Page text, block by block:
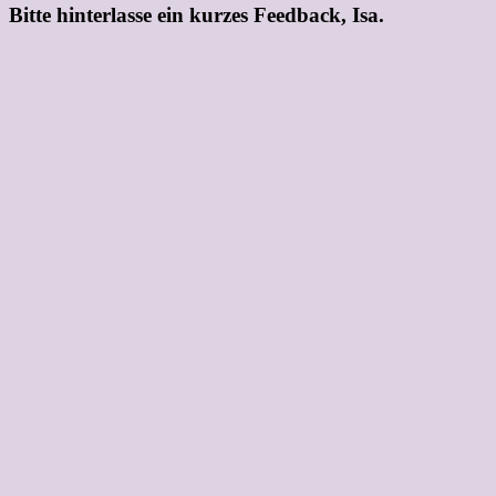
Bitte hinterlasse ein kurzes Feedback, Isa.